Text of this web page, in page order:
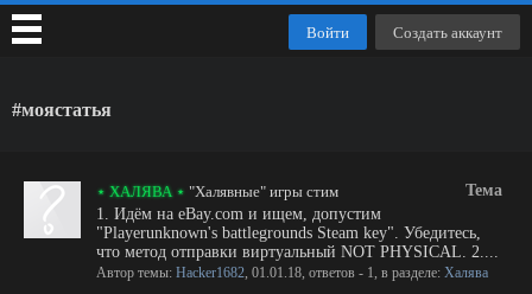
#моястатья
Тема
⋆ ХАЛЯВА ⋆ "Халявные" игры стим
1. Идём на eBay.com и ищем, допустим
"Playerunknown's battlegrounds Steam key". Убедитесь,
что метод отправки виртуальный NOT PHYSICAL. 2....
Автор темы: Hacker1682, 01.01.18, ответов - 1, в разделе: Халява
Войти Создать аккаунт